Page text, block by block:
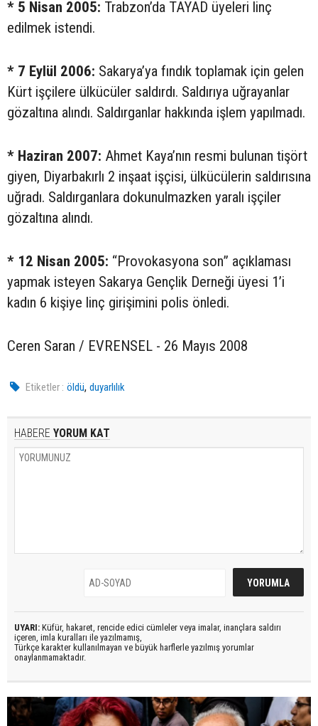
* 5 Nisan 2005: Trabzon’da TAYAD üyeleri linç
edilmek istendi.
* 7 Eylül 2006: Sakarya’ya fındık toplamak için gelen
Kürt işçilere ülkücüler saldırdı. Saldırıya uğrayanlar
gözaltına alındı. Saldırganlar hakkında işlem yapılmadı.
* Haziran 2007: Ahmet Kaya’nın resmi bulunan tişört
giyen, Diyarbakırlı 2 inşaat işçisi, ülkücülerin saldırısına
uğradı. Saldırganlara dokunulmazken yaralı işçiler
gözaltına alındı.
* 12 Nisan 2005: “Provokasyona son” açıklaması
yapmak isteyen Sakarya Gençlik Derneği üyesi 1’i
kadın 6 kişiye linç girişimini polis önledi.
Ceren Saran / EVRENSEL - 26 Mayıs 2008
Etiketler : öldü,duyarlılık
HABERE YORUM KAT
UYARI: Küfür, hakaret, rencide edici cümleler veya imalar, inançlara saldırı
içeren, imla kuralları ile yazılmamış,
Türkçe karakter kullanılmayan ve büyük harflerle yazılmış yorumlar
onaylanmamaktadır.